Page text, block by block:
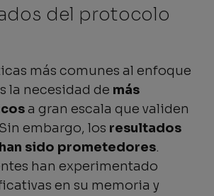
del protocolo
más comunes al enfoque
la necesidad de más
a gran escala que validen
embargo, los resultados
sido prometedores.
han experimentado
en su memoria y